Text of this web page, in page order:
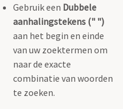
Gebruik een Dubbele
aanhalingstekens (" ")
aan het begin en einde
van uw zoektermen om
naar de exacte
combinatie van woorden
te zoeken.